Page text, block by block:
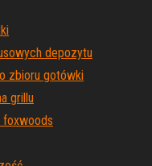
depozytu
zbioru gotówki
grillu
foxwoods